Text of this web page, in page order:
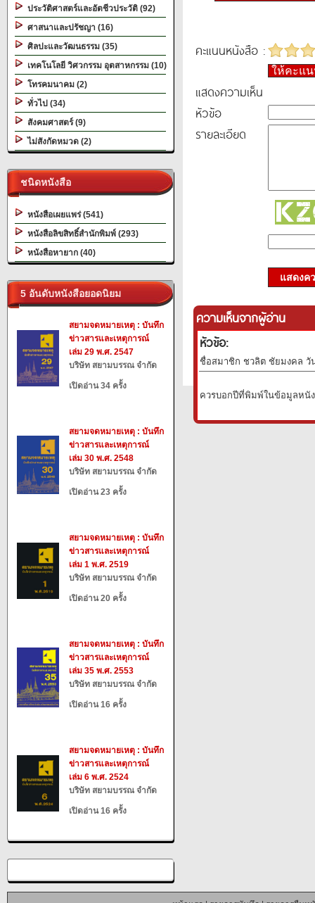
ประวัติศาสตร์และอัตชีวประวัติ (92)
ศาสนาและปรัชญา (16)
ศิลปะและวัฒนธรรม (35)
เทคโนโลยี วิศวกรรม อุตสาหกรรม (10)
โทรคมนาคม (2)
ทั่วไป (34)
สังคมศาสตร์ (9)
ไม่สังกัดหมวด (2)
ชนิดหนังสือ
หนังสือเผยแพร่ (541)
หนังสือลิขสิทธิ์สำนักพิมพ์ (293)
หนังสือหายาก (40)
5 อันดับหนังสือยอดนิยม
สยามจดหมายเหตุ : บันทึก
ข่าวสารและเหตุการณ์
เล่ม 29 พ.ศ. 2547
บริษัท สยามบรรณ จำกัด
เปิดอ่าน 34 ครั้ง
สยามจดหมายเหตุ : บันทึก
ข่าวสารและเหตุการณ์
เล่ม 30 พ.ศ. 2548
บริษัท สยามบรรณ จำกัด
เปิดอ่าน 23 ครั้ง
สยามจดหมายเหตุ : บันทึก
ข่าวสารและเหตุการณ์
เล่ม 1 พ.ศ. 2519
บริษัท สยามบรรณ จำกัด
เปิดอ่าน 20 ครั้ง
สยามจดหมายเหตุ : บันทึก
ข่าวสารและเหตุการณ์
เล่ม 35 พ.ศ. 2553
บริษัท สยามบรรณ จำกัด
เปิดอ่าน 16 ครั้ง
สยามจดหมายเหตุ : บันทึก
ข่าวสารและเหตุการณ์
เล่ม 6 พ.ศ. 2524
บริษัท สยามบรรณ จำกัด
เปิดอ่าน 16 ครั้ง
คะแนนหนังสือ :
ให้คะแ
แสดงความเห็น
หัวข้อ
รายละเอียด
แสดงค
ความเห็นจากผู้อ่าน
หัวข้อ:
ชื่อสมาชิก ชวลิต ชัยมงคล วัน
ควรบอกปีที่พิมพ์ในข้อมูลหนัง